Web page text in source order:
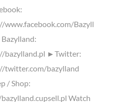
www.facebook.com/Bazyll
bazylland.pl ►Twitter:
twitter.com/bazylland
/ Shop:
Watch